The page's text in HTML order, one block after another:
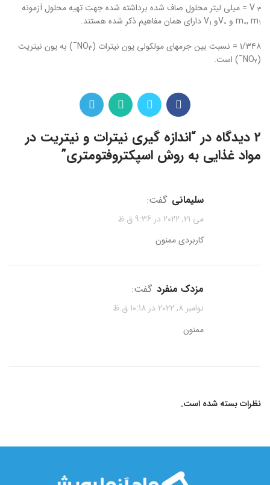
۳
V = میلی لیتر محلول صاف شده برداشته شده جهت تهیه محلول آزمونه
m0, m1 و V 0 و V 1
دارای همان مفاهیم ذکر شده هستند.
۱/۳۴۸ = نسبت بین جرم‏های مولکولی یون نیترات (NO
3
¯) به یون نیتریت
(NO
2 ¯) است.
2 دیدگاه در “
اندازه گیری نیترات و نیتریت در
مواد غذایی به روش اسپکتروفتومتری”
سلیمانی گفت:
می 21, 2022 در 9:36 ق.ظ
کاربردی ممنون
مزدک منفرد گفت:
نوامبر 8, 2022 در 10:18 ق.ظ
ممنون
نظرات بسته شده است.